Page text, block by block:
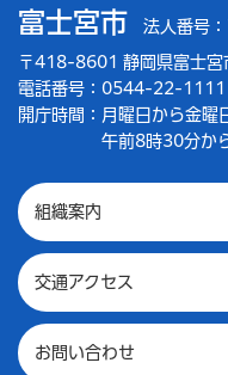
富士宮市 法人番号
〒418-8601 静岡県富士宮
電話番号：0544-22-1111
開庁時間： 月曜日から金
午前8時30分か
組織案内
交通アクセス
お問い合わせ